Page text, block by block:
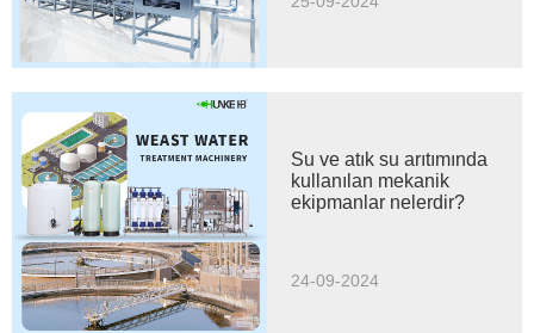
Su ve atık su arıtımında
kullanılan mekanik
ekipmanlar nelerdir?
24-09-2024